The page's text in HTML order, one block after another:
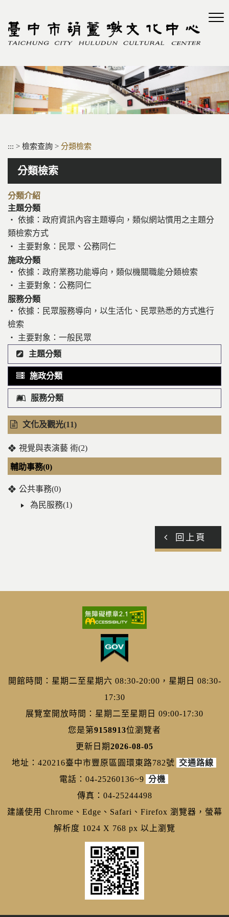
區
::: > 檢索查詢 > 分類檢索
分類檢索
分類介紹
主題分類
‧ 依據：政府資訊內容主題導向，類似網站慣用之主題分
類檢索方式
‧ 主要對象：民眾、公務同仁
施政分類
‧ 依據：政府業務功能導向，類似機關職能分類檢索
‧ 主要對象：公務同仁
服務分類
‧ 依據：民眾服務導向，以生活化、民眾熟悉的方式進行
檢索
‧ 主要對象：一般民眾
主題分類
施政分類
服務分類
文化及觀光(11)
視覺與表演藝 術(2)
輔助事務(0)
公共事務(0)
為民服務(1)
回上頁
開館時間：星期二至星期六 08:30-20:00，星期日 08:30-
17:30
展覽室開放時間：星期二至星期日 09:00-17:30
您是第9158913位瀏覽者
更新日期2026-08-05
地址：420216臺中市豐原區圓環東路782號 交通路線
電話：04-25260136~9 分機
傳真：04-25244498
建議使用 Chrome、Edge、Safari、Firefox 瀏覽器，螢幕
解析度 1024 X 768 px 以上瀏覽